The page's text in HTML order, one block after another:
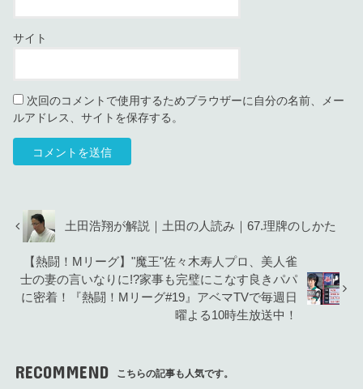
サイト
次回のコメントで使用するためブラウザーに自分の名前、メー
ルアドレス、サイトを保存する。
土田浩翔が解説｜土田の人読み｜67.理牌のしかた
【熱闘！Mリーグ】"魔王"佐々木寿人プロ、美人雀
士の妻の言いなりに!?家事も完璧にこなす良きパパ
に密着！『熱闘！Mリーグ#19』アベマTVで毎週日
曜よる10時生放送中！
RECOMMEND こちらの記事も人気です。